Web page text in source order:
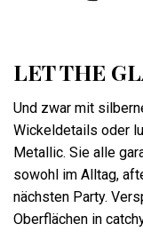
LET THE
Und zwar mit
Wickeldetails oder
Metallic. Sie alle
sowohl im Alltag,
nächsten Party.
Oberflächen in